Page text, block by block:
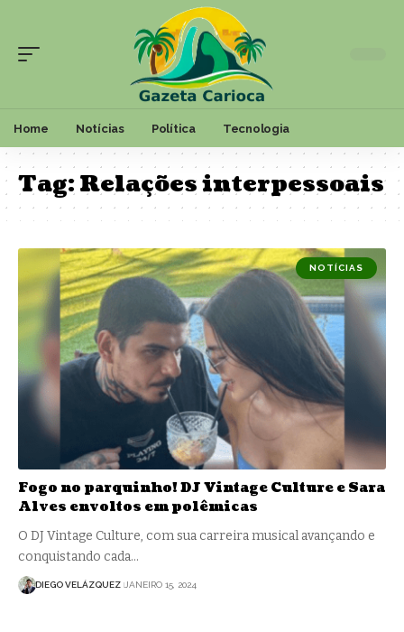
Home Notícias Política Tecnologia
Tag:Relações interpessoais
NOTÍCIAS
Fogo no parquinho! DJ Vintage Culture e Sara
Alves envoltos em polêmicas
O DJ Vintage Culture, com sua carreira musical avançando e
conquistando cada…
DIEGO VELÁZQUEZ JANEIRO 15, 2024